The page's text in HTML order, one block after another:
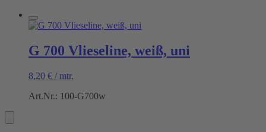
G 700 Vlieseline, weiß, uni
8,20 € / mtr.
Art.Nr.: 100-G700w